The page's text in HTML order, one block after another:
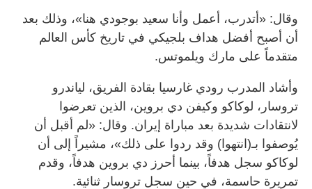
وقال: «أتدرب، أعمل وأنا سعيد بوجودي هنا»، وذلك بعد
أن أصبح أفضل هداف بلجيكي في تاريخ كأس العالم
متقدماً على مارك ويلموتس.
وأشاد المدرب رودي غارسيا بقادة الفريق، لياندرو
تروسار، لوكاكو وكيفن دي بروين، الذين تعرضوا
لانتقادات شديدة بعد مباراة إيران. وقال: «لم أقبل أن
يُوصفوا بـ(انتهوا) وقد ردوا على ذلك»، مشيراً إلى أن
لوكاكو سجل هدفاً، بينما أحرز دي بروين هدفاً، وقدم
تمريرة حاسمة، في حين سجل تروسار ثنائية.